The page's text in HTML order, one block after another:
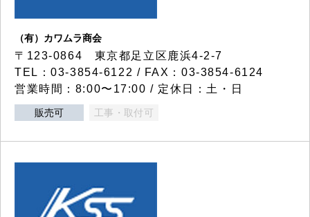
（有）カワムラ商会
〒123-0864 東京都足立区鹿浜4-2-7
TEL：03-3854-6122 / FAX：03-3854-6124
営業時間：8:00〜17:00 / 定休日：土・日
販売可 工事・取付可